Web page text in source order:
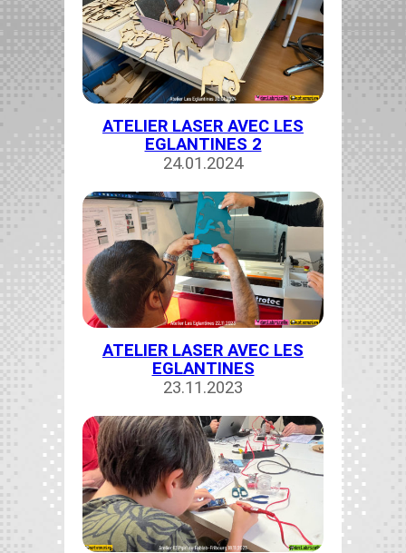
ATELIER LASER AVEC LES
EGLANTINES 2
24.01.2024
ATELIER LASER AVEC LES
EGLANTINES
23.11.2023